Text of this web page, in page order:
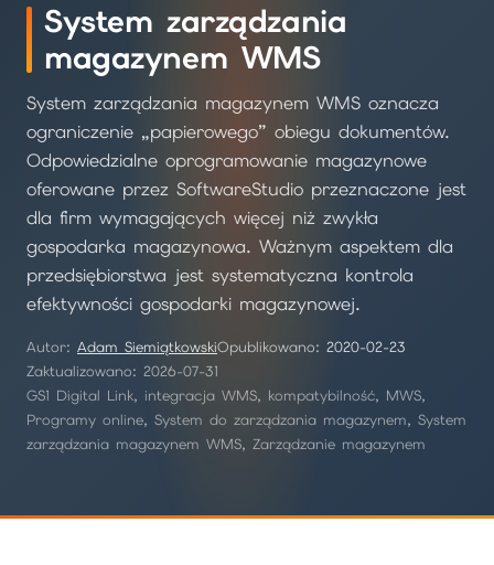
System zarządzania
magazynem WMS
System zarządzania magazynem WMS oznacza
ograniczenie „papierowego” obiegu dokumentów.
Odpowiedzialne oprogramowanie magazynowe
oferowane przez SoftwareStudio przeznaczone jest
dla firm wymagających więcej niż zwykła
gospodarka magazynowa. Ważnym aspektem dla
przedsiębiorstwa jest systematyczna kontrola
efektywności gospodarki magazynowej.
Autor: Adam SiemiątkowskiOpublikowano: 2020-02-23
Zaktualizowano: 2026-07-31
GS1 Digital Link, integracja WMS, kompatybilność, MWS,
Programy online, System do zarządzania magazynem, System
zarządzania magazynem WMS, Zarządzanie magazynem